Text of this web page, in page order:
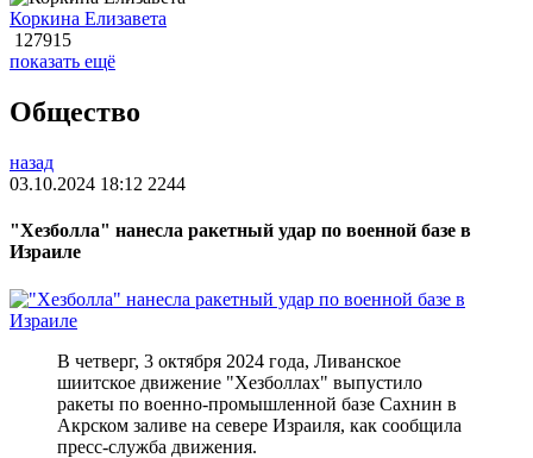
Коркина Елизавета
127915
показать ещё
Общество
назад
03.10.2024 18:12 2244
"Хезболла" нанесла ракетный удар по военной базе в
Израиле
В четверг, 3 октября 2024 года, Ливанское
шиитское движение "Хезболлах" выпустило
ракеты по военно-промышленной базе Сахнин в
Акрском заливе на севере Израиля, как сообщила
пресс-служба движения.